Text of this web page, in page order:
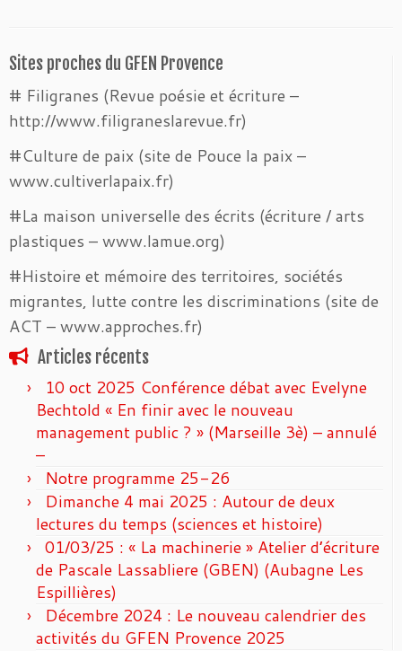
Sites proches du GFEN Provence
# Filigranes (Revue poésie et écriture –
http://www.filigraneslarevue.fr)
#Culture de paix (site de Pouce la paix –
www.cultiverlapaix.fr)
#La maison universelle des écrits (écriture / arts
plastiques – www.lamue.org)
#Histoire et mémoire des territoires, sociétés
migrantes, lutte contre les discriminations (site de
ACT – www.approches.fr)
Articles récents
10 oct 2025 Conférence débat avec Evelyne
Bechtold « En finir avec le nouveau
management public ? » (Marseille 3è) – annulé
–
Notre programme 25-26
Dimanche 4 mai 2025 : Autour de deux
lectures du temps (sciences et histoire)
01/03/25 : « La machinerie » Atelier d’écriture
de Pascale Lassabliere (GBEN) (Aubagne Les
Espillières)
Décembre 2024 : Le nouveau calendrier des
activités du GFEN Provence 2025